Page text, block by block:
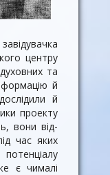
центру
та
й
й
проекту
вони від­
час яких
є чималі